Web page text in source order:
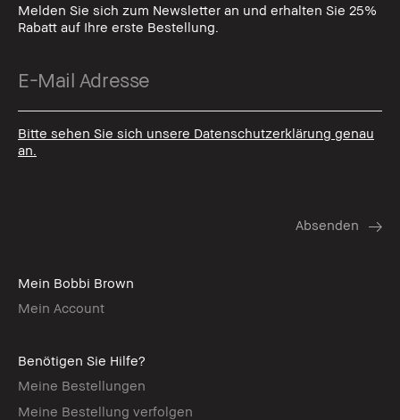
Melden Sie sich zum Newsletter an und erhalten Sie 25%
Rabatt auf Ihre erste Bestellung.
Bitte sehen Sie sich unsere Datenschutzerklärung genau
an.
Mein Bobbi Brown
Mein Account
Benötigen Sie Hilfe?
Meine Bestellungen
Meine Bestellung verfolgen